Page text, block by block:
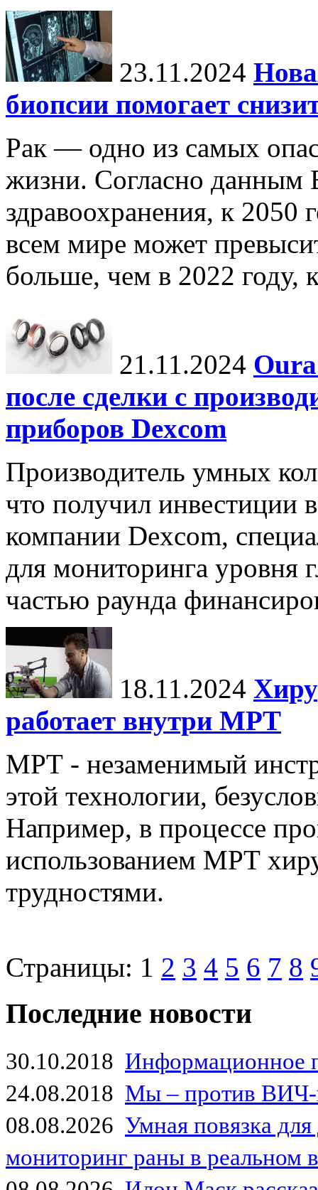
23.11.2024
биопсии помогает
Рак — одно из самых
жизни. Согласно данным
здравоохранения, к 2050
всем мире может
больше, чем в 2022 году,
21.11.2024
после сделки с
приборов Dexcom
Производитель умных
что получил инвестиции
компании Dexcom,
для мониторинга уровня
частью раунда
18.11.2024
работает внутри МРТ
МРТ - незаменимый
этой технологии,
Например, в процессе
использованием МРТ
трудностями.
Страницы: 1 2 3 4 5 6 7 8
Последние новости
30.10.2018 Информационное
24.08.2018 Мы – против
08.08.2026 Умная повязка
мониторинг раны в реальном